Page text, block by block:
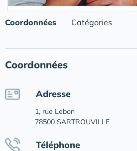
Coordonnées Catégories
Coordonnées
Adresse
1, rue Lebon
78500 SARTROUVILLE
Téléphone